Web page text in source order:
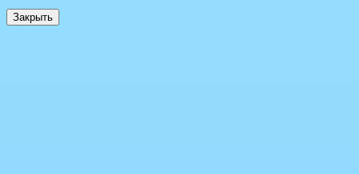
Закрыть